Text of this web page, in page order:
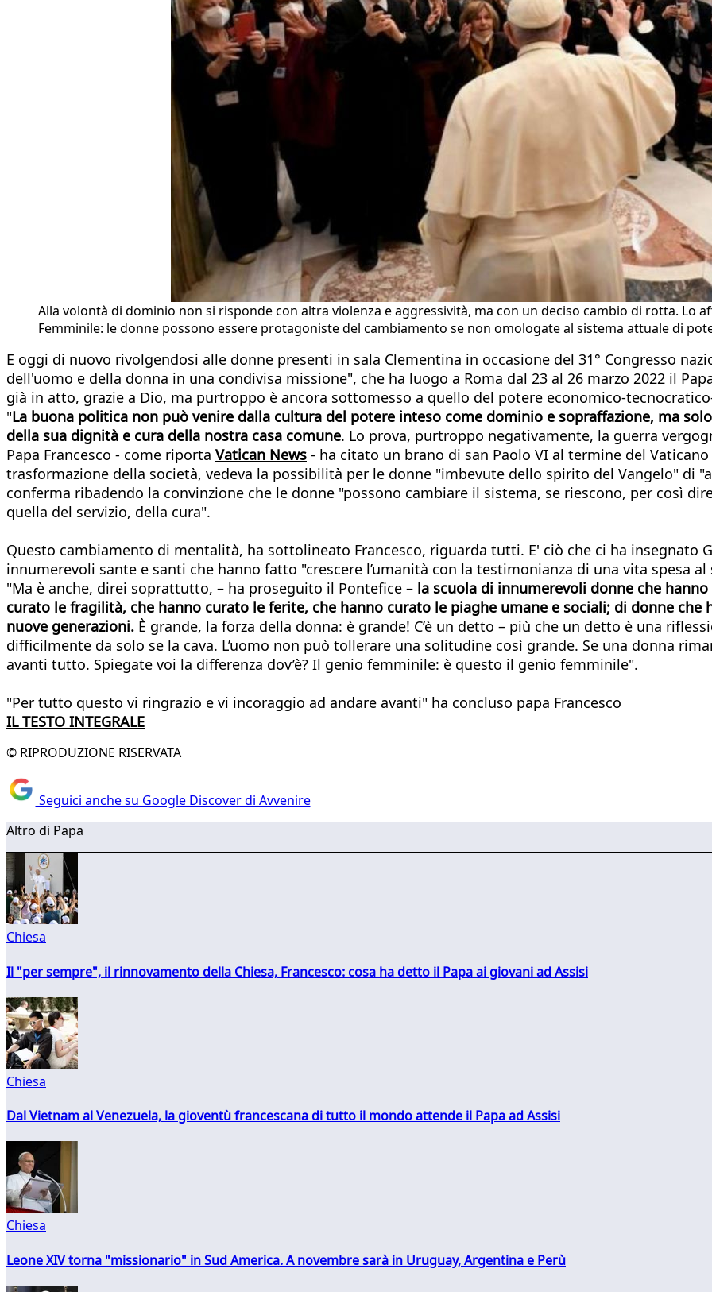
Alla volontà di dominio non si risponde con altra violenza e aggressività, ma con un deciso cambio di rotta. Lo
Femminile: le donne possono essere protagoniste del cambiamento se non omologate al sistema attuale di
E oggi di nuovo rivolgendosi alle donne presenti in sala Clementina in occasione del 31° Congresso
dell'uomo e della donna in una condivisa missione", che ha luogo a Roma dal 23 al 26 marzo 2022 il
già in atto, grazie a Dio, ma purtroppo è ancora sottomesso a quello del potere economico-
"La buona politica non può venire dalla cultura del potere inteso come dominio e sopraffazione, ma
della sua dignità e cura della nostra casa comune. Lo prova, purtroppo negativamente, la guerra
Papa Francesco - come riporta Vatican News - ha citato un brano di san Paolo VI al termine del
trasformazione della società, vedeva la possibilità per le donne "imbevute dello spirito del Vangelo" di
conferma ribadendo la convinzione che le donne "possono cambiare il sistema, se riescono, per così
quella del servizio, della cura".
Questo cambiamento di mentalità, ha sottolineato Francesco, riguarda tutti. E' ciò che ci ha insegnato
innumerevoli sante e santi che hanno fatto "crescere l’umanità con la testimonianza di una vita spesa
"Ma è anche, direi soprattutto, – ha proseguito il Pontefice – la scuola di innumerevoli donne che
curato le fragilità, che hanno curato le ferite, che hanno curato le piaghe umane e sociali; di donne che
nuove generazioni. È grande, la forza della donna: è grande! C’è un detto – più che un detto è una
difficilmente da solo se la cava. L’uomo non può tollerare una solitudine così grande. Se una donna
avanti tutto. Spiegate voi la differenza dov’è? Il genio femminile: è questo il genio femminile".
"Per tutto questo vi ringrazio e vi incoraggio ad andare avanti" ha concluso papa Francesco
IL TESTO INTEGRALE
© RIPRODUZIONE RISERVATA
Seguici anche su Google Discover di Avvenire
Altro di Papa
Chiesa
Il "per sempre", il rinnovamento della Chiesa, Francesco: cosa ha detto il Papa ai giovani ad Assisi
Chiesa
Dal Vietnam al Venezuela, la gioventù francescana di tutto il mondo attende il Papa ad Assisi
Chiesa
Leone XIV torna "missionario" in Sud America. A novembre sarà in Uruguay, Argentina e Perù